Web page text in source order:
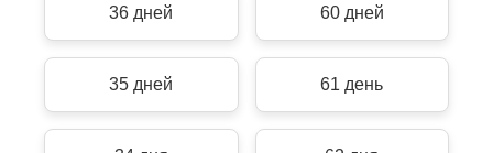
36 дней 60 дней
35 дней 61 день